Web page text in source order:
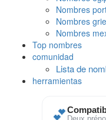
Nombres
Nombres
Nombres
Top nombres
comunidad
Lista de
herramientas
💕